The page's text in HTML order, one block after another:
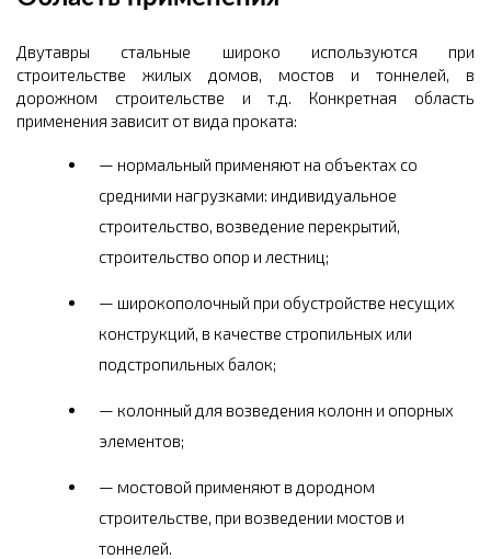
Двутавры стальные широко используются при
строительстве жилых домов, мостов и тоннелей, в
дорожном строительстве и т.д. Конкретная область
применения зависит от вида проката:
нормальный применяют на объектах со
средними нагрузками: индивидуальное
строительство, возведение перекрытий,
строительство опор и лестниц;
широкополочный при обустройстве несущих
конструкций, в качестве стропильных или
подстропильных балок;
колонный для возведения колонн и опорных
элементов;
мостовой применяют в дородном
строительстве, при возведении мостов и
тоннелей.